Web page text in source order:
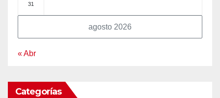
agosto 2026
31
« Abr
Categorías